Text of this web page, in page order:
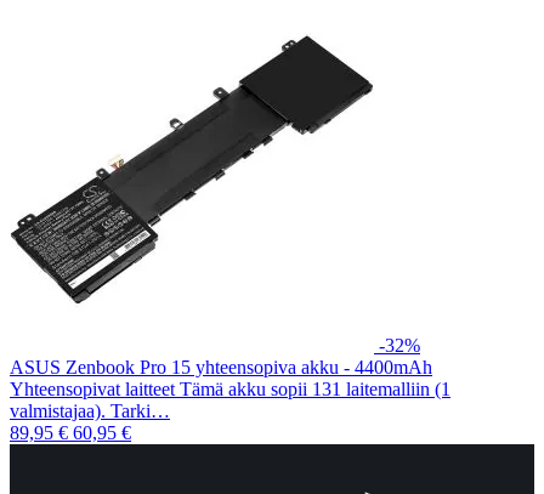
-32%
ASUS Zenbook Pro 15 yhteensopiva akku - 4400mAh
Yhteensopivat laitteet Tämä akku sopii 131 laitemalliin (1
valmistajaa). Tarki…
89,95 € 60,95 €